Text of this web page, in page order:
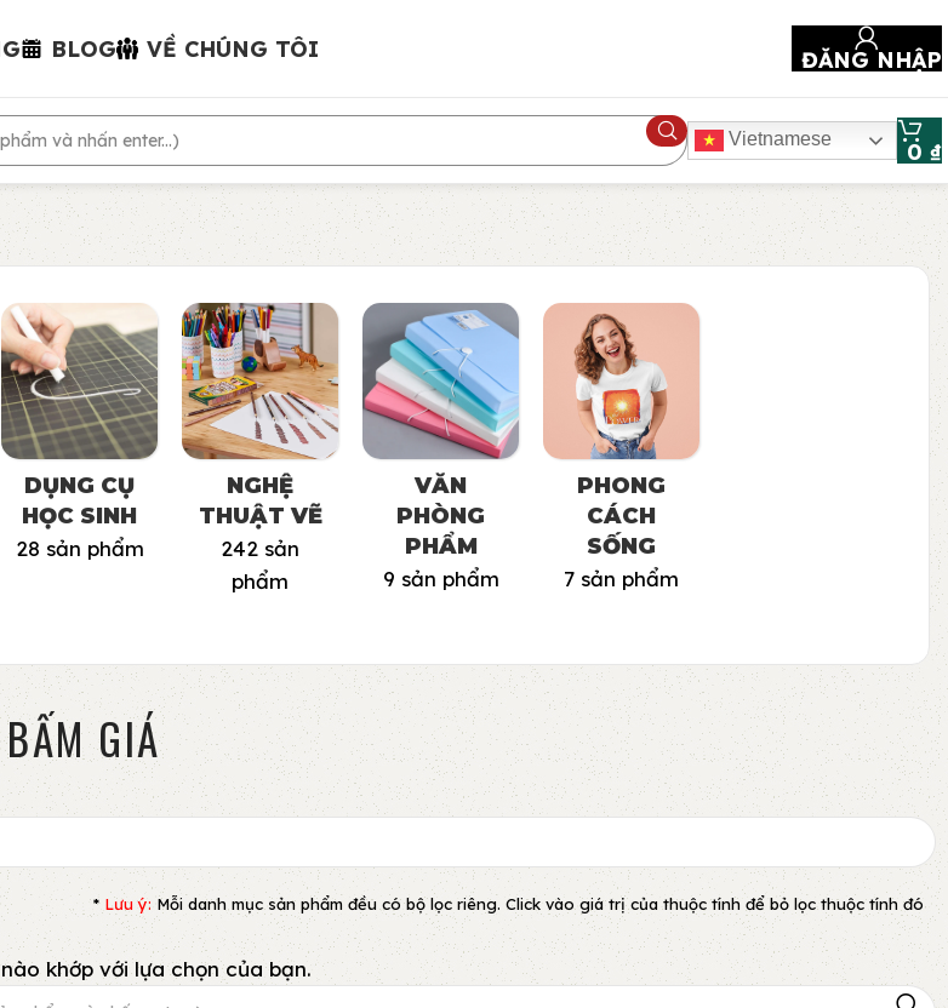
BLOG VỀ CHÚNG TÔI ĐĂNG NHẬP
Vietnamese 0 ₫
DỤNG CỤ
HỌC SINH
28 sản phẩm
NGHỆ
THUẬT VẼ
242 sản
phẩm
VĂN
PHÒNG
PHẨM
9 sản phẩm
PHONG
CÁCH
SỐNG
7 sản phẩm
GIÁ
* Lưu ý: Mỗi danh mục sản phẩm đều có bộ lọc riêng. Click vào giá trị của thuộc tính để bỏ lọc thuộc tính đó
khớp với lựa chọn của bạn.